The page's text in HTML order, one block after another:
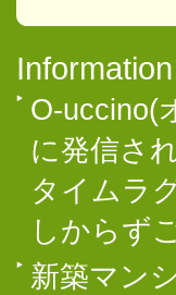
Information
O-uccino(
に発信さ
タイムラ
しからず
新築マン